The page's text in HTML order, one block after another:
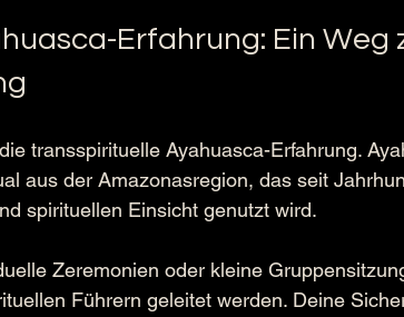
Erfahrung: Ein Weg
transspirituelle Ayahuasca-Erfahrung.
aus der Amazonasregion, das seit
spirituellen Einsicht genutzt wird.
Zeremonien oder kleine
Führern geleitet werden. Deine